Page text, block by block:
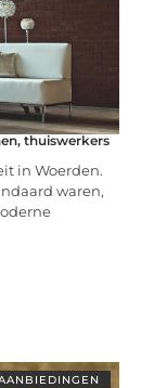
thuiswerkers
in Woerden.
waren,